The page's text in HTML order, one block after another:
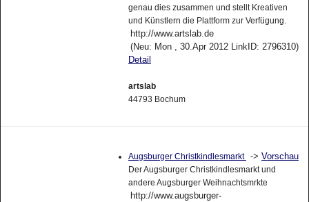
genau dies zusammen und stellt Kreativen
und Künstlern die Plattform zur Verfügung.
http://www.artslab.de
(Neu: Mon , 30.Apr 2012 LinkID: 2796310)
Detail
artslab
44793 Bochum
Augsburger Christkindlesmarkt -> Vorschau
Der Augsburger Christkindlesmarkt und
andere Augsburger Weihnachtsmrkte
http://www.augsburger-